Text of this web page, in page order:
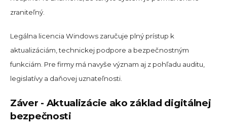
zraniteľný.
Legálna licencia Windows zaručuje plný prístup k
aktualizáciám, technickej podpore a bezpečnostným
funkciám. Pre firmy má navyše význam aj z pohľadu auditu,
legislatívy a daňovej uznateľnosti.
Záver - Aktualizácie ako základ digitálnej
bezpečnosti